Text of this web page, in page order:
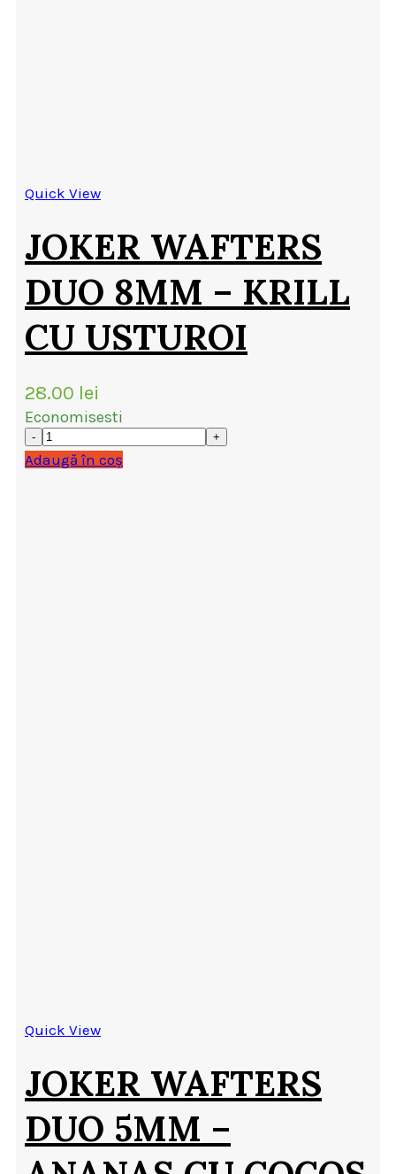
Quick View
JOKER WAFTERS
DUO 8MM – KRILL
CU USTUROI
28.00 lei
Economisesti
Adaugă în coș
Quick View
JOKER WAFTERS
DUO 5MM –